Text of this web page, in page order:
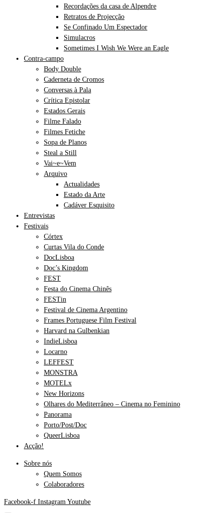
Recordações da casa de Alpendre
Retratos de Projecção
Se Confinado Um Espectador
Simulacros
Sometimes I Wish We Were an Eagle
Contra-campo
Body Double
Caderneta de Cromos
Conversas à Pala
Crítica Epistolar
Estados Gerais
Filme Falado
Filmes Fetiche
Sopa de Planos
Steal a Still
Vai~e~Vem
Arquivo
Actualidades
Estado da Arte
Cadáver Esquisito
Entrevistas
Festivais
Córtex
Curtas Vila do Conde
DocLisboa
Doc’s Kingdom
FEST
Festa do Cinema Chinês
FESTin
Festival de Cinema Argentino
Frames Portuguese Film Festival
Harvard na Gulbenkian
IndieLisboa
Locarno
LEFFEST
MONSTRA
MOTELx
New Horizons
Olhares do Mediterrâneo – Cinema no Feminino
Panorama
Porto/Post/Doc
QueerLisboa
Acção!
Sobre nós
Quem Somos
Colaboradores
Facebook-f Instagram Youtube